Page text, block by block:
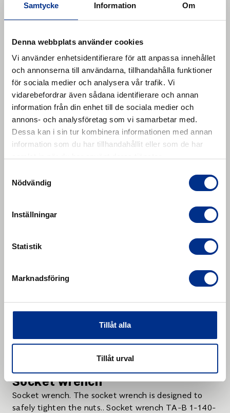
Samtycke Information Om
Denna webbplats använder cookies
Vi använder enhetsidentifierare för att anpassa innehållet
och annonserna till användarna, tillhandahålla funktioner
för sociala medier och analysera vår trafik. Vi
vidarebefordrar även sådana identifierare och annan
information från din enhet till de sociala medier och
annons- och analysföretag som vi samarbetar med.
Dessa kan i sin tur kombinera informationen med annan
information som du har tillhandahållit eller som de har
Nödvändig
Inställningar
Statistik
Marknadsföring
Tillåt alla
Tillåt urval
HAMMER PIN DRIVER for
connecting pins
Hammer pin driver. Hammer pin driver for connecting
pins.
Socket wrench
Socket wrench. The socket wrench is designed to
safely tighten the nuts.. Socket wrench TA-B 1-140-